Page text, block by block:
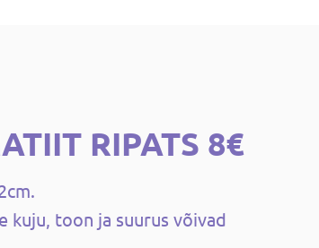
RIPATS 8€
kuju, toon ja suurus võivad